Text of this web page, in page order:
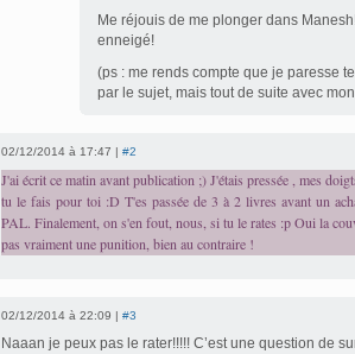
Me réjouis de me plonger dans
enneigé!
(ps : me rends compte que je paresse
par le sujet, mais tout de suite avec
02/12/2014 à 17:47 | #2
J'ai écrit ce matin avant publication ;) J'étais pressée , mes
tu le fais pour toi :D T'es passée de 3 à 2 livres avant un
PAL. Finalement, on s'en fout, nous, si tu le rates :p Oui la
pas vraiment une punition, bien au contraire !
02/12/2014 à 22:09 | #3
Naaan je peux pas le rater!!!!! C’est une question de